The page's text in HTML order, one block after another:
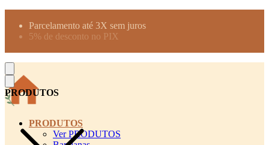
Parcelamento até 3X sem juros
5% de desconto no PIX
PRODUTOS
PRODUTOS
Ver PRODUTOS